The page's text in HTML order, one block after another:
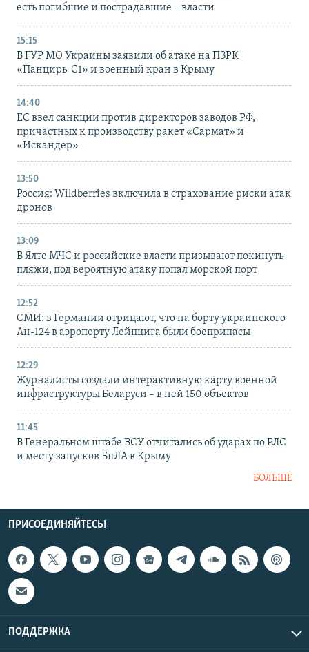
есть погибшие и пострадавшие – власти
15:15
В ГУР МО Украины заявили об атаке на ПЗРК
«Панцирь-С1» и военный кран в Крыму
14:40
ЕС ввел санкции против директоров заводов РФ,
причастных к производству ракет «Сармат» и
«Искандер»
13:50
Россия: Wildberries включила в страхование риски атак
дронов
13:09
В Ялте МЧС и российские власти призывают покинуть
пляжи, под вероятную атаку попал морской порт
12:52
СМИ: в Германии отрицают, что на борту украинского
Ан-124 в аэропорту Лейпцига были боеприпасы
12:29
Журналисты создали интерактивную карту военной
инфраструктуры Беларуси – в ней 150 объектов
11:45
В Генеральном штабе ВСУ отчитались об ударах по РЛС
и месту запусков БпЛА в Крыму
БОЛЬШЕ
ПРИСОЕДИНЯЙТЕСЬ!
ПОДДЕРЖКА